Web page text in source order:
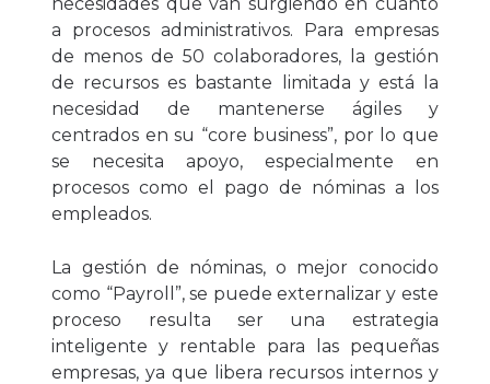
a procesos administrativos. Para empresas
de menos de 50 colaboradores, la gestión
de recursos es bastante limitada y está la
necesidad de mantenerse ágiles y
centrados en su “core business”, por lo que
se necesita apoyo, especialmente en
procesos como el pago de nóminas a los
empleados.
La gestión de nóminas, o mejor conocido
como “Payroll”, se puede externalizar y este
proceso resulta ser una estrategia
inteligente y rentable para las pequeñas
empresas, ya que libera recursos internos y